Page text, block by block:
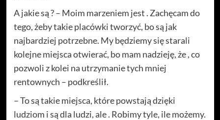
A jakie są ? – Moim marzeniem jest . Zachęcam do
tego, żeby takie placówki tworzyć, bo są jak
najbardziej potrzebne. My będziemy się starali
kolejne miejsca otwierać, bo mam nadzieję, że , co
pozwoli z kolei na utrzymanie tych mniej
rentownych – podkreślił.
– To są takie miejsca, które powstają dzięki
ludziom i są dla ludzi, ale . Robimy tyle, ile możemy.